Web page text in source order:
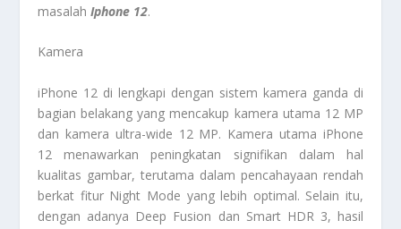
masalah Iphone 12.
Kamera
iPhone 12 di lengkapi dengan sistem kamera ganda di
bagian belakang yang mencakup kamera utama 12 MP
dan kamera ultra-wide 12 MP. Kamera utama iPhone
12 menawarkan peningkatan signifikan dalam hal
kualitas gambar, terutama dalam pencahayaan rendah
berkat fitur Night Mode yang lebih optimal. Selain itu,
dengan adanya Deep Fusion dan Smart HDR 3, hasil